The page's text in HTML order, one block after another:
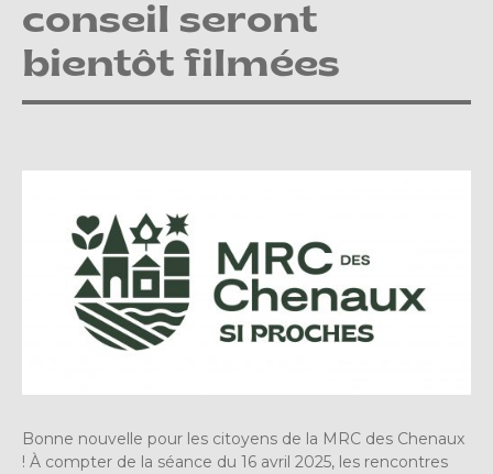
conseil seront
bientôt filmées
Bonne nouvelle pour les citoyens de la MRC des Chenaux
! À compter de la séance du 16 avril 2025, les rencontres